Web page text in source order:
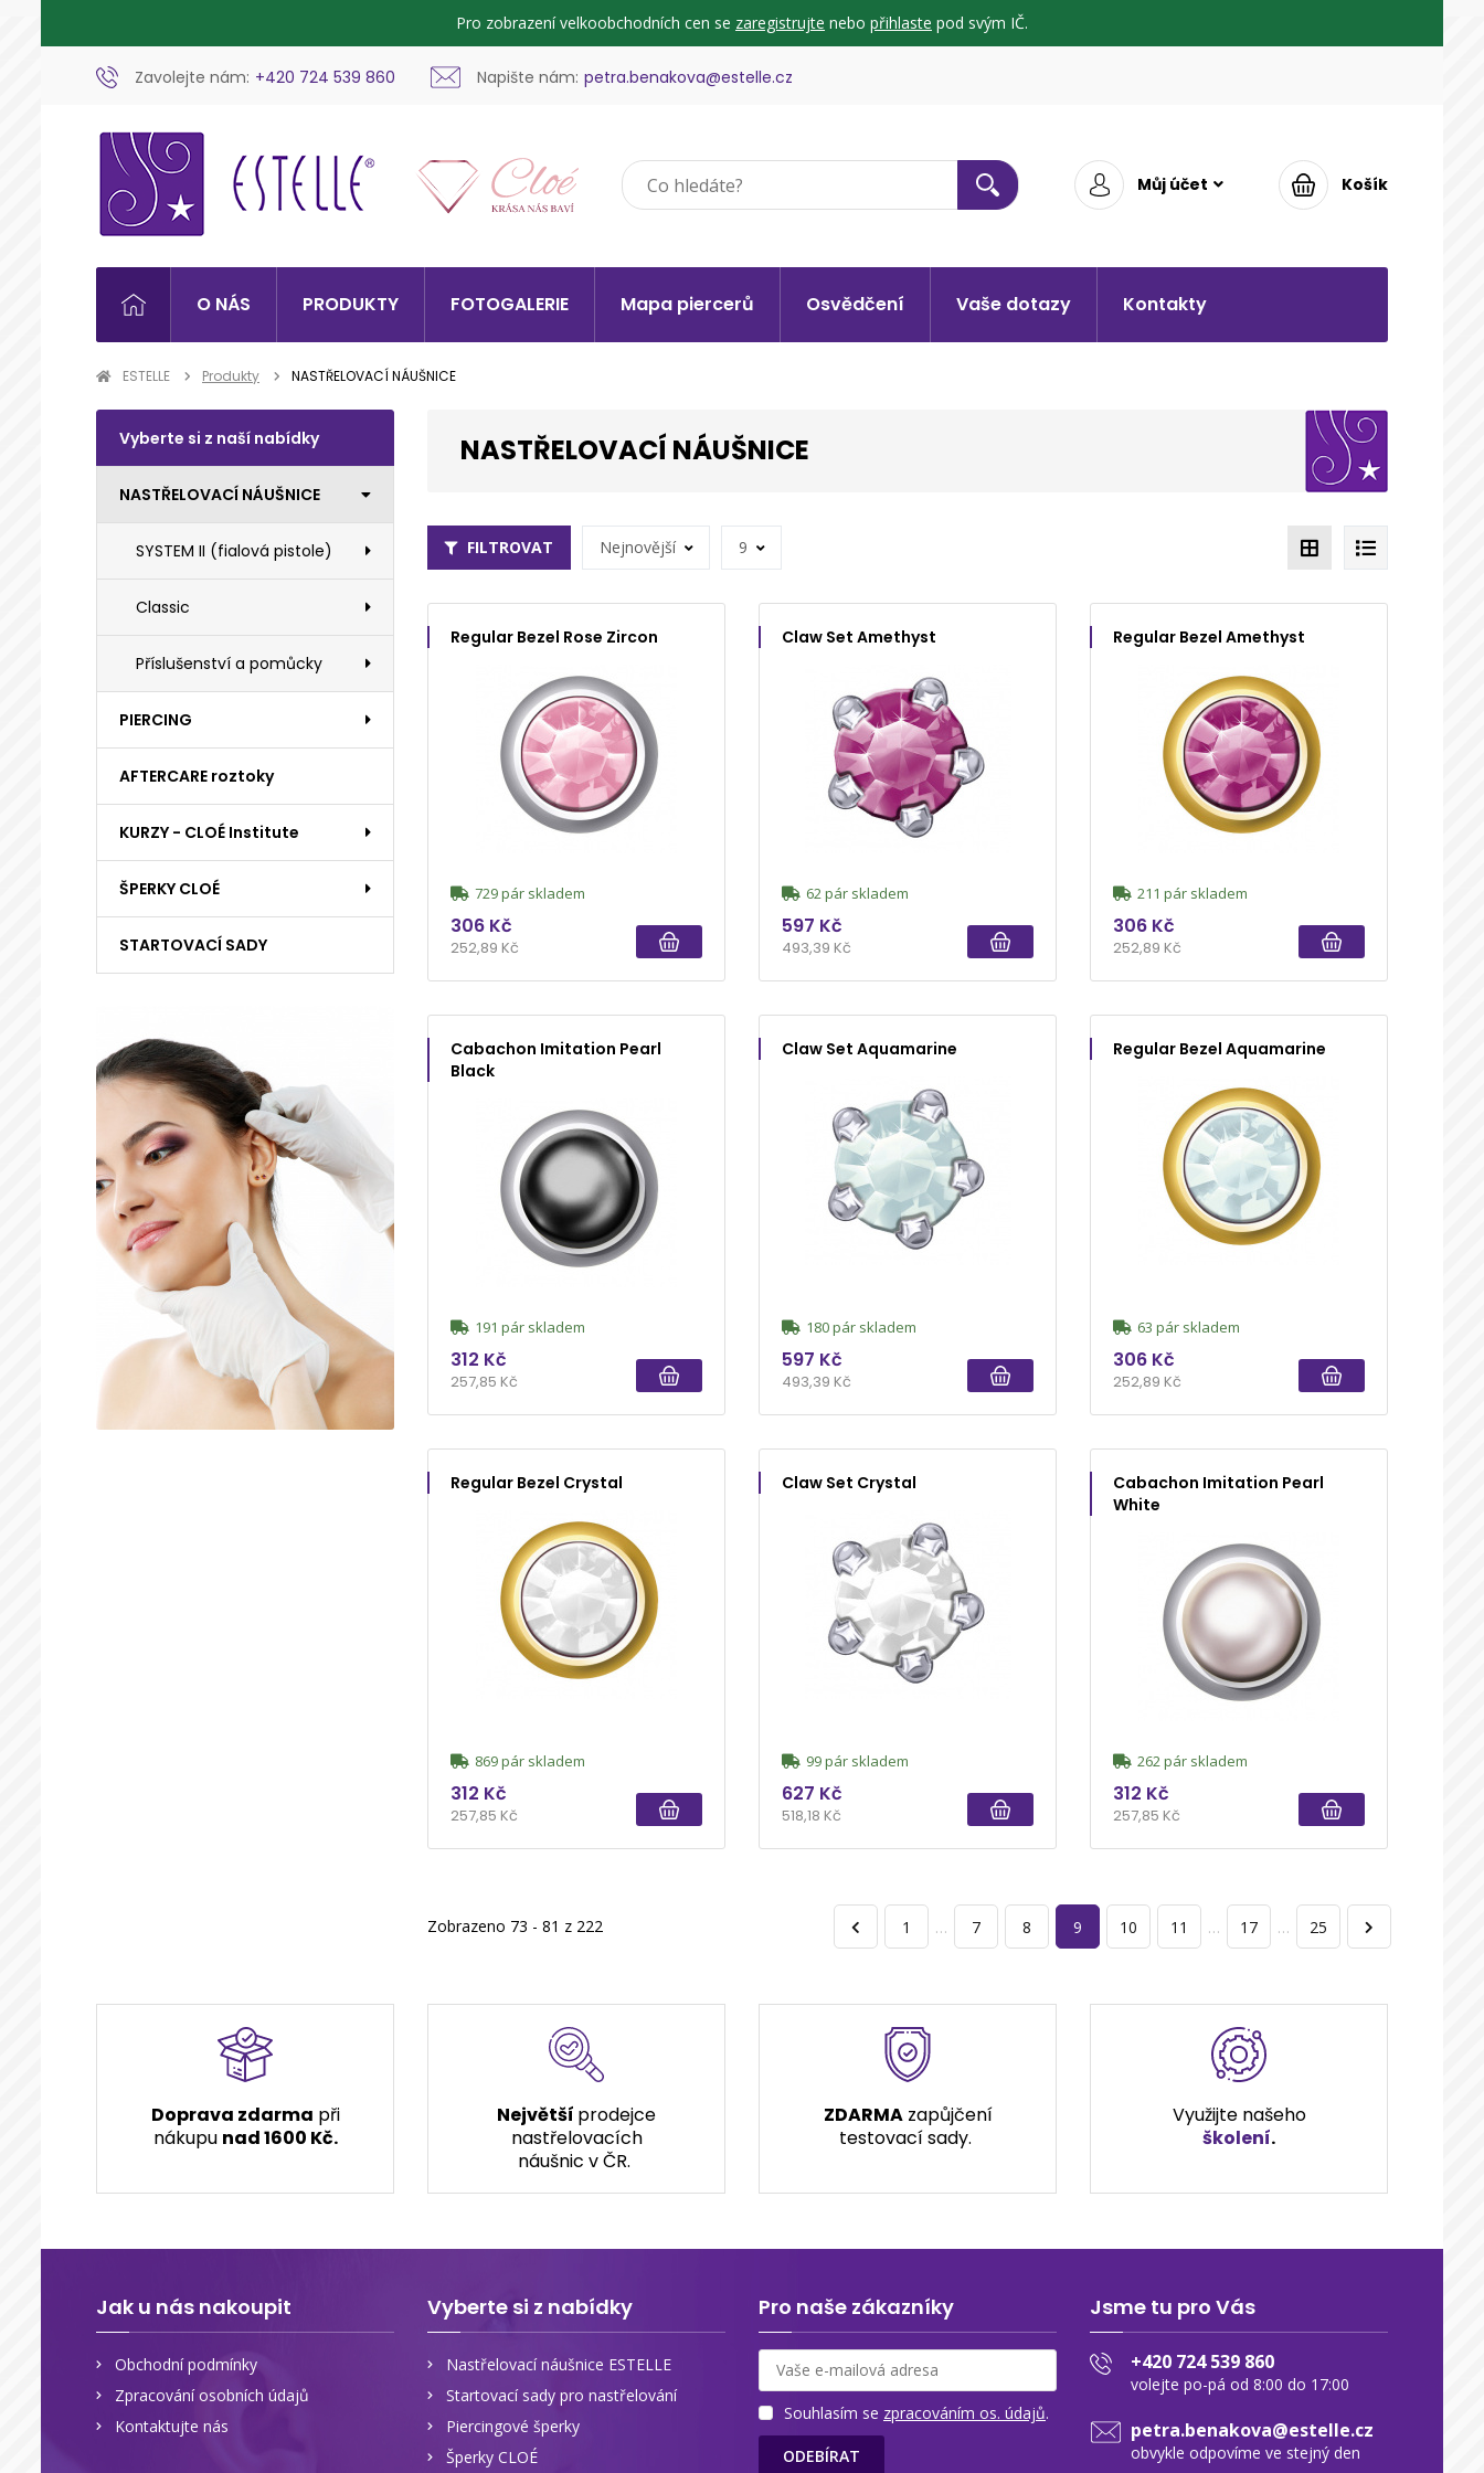
Pro zobrazení velkoobchodních cen se zaregistrujte nebo přihlaste pod svým IČ.
Zavolejte nám: +420 724 539 860 Napište nám: petra.benakova@estelle.cz
Můj účet Košík
O NÁS PRODUKTY FOTOGALERIE Mapa piercerů Osvědčení Vaše dotazy Kontakty
ESTELLE Produkty NASTŘELOVACÍ NÁUŠNICE
Vyberte si z naší nabídky
NASTŘELOVACÍ NÁUŠNICE
SYSTEM II (fialová pistole)
Classic
Příslušenství a pomůcky
PIERCING
AFTERCARE roztoky
KURZY - CLOÉ Institute
ŠPERKY CLOÉ
STARTOVACÍ SADY
NASTŘELOVACÍ NÁUŠNICE
FILTROVAT Nejnovější 9
Regular Bezel Rose Zircon
729 pár skladem
306 Kč
252,89 Kč
Claw Set Amethyst
62 pár skladem
597 Kč
493,39 Kč
Regular Bezel Amethyst
211 pár skladem
306 Kč
252,89 Kč
Cabachon Imitation Pearl
Black
191 pár skladem
312 Kč
257,85 Kč
Claw Set Aquamarine
180 pár skladem
597 Kč
493,39 Kč
Regular Bezel Aquamarine
63 pár skladem
306 Kč
252,89 Kč
Regular Bezel Crystal
869 pár skladem
312 Kč
257,85 Kč
Claw Set Crystal
99 pár skladem
627 Kč
518,18 Kč
Cabachon Imitation Pearl
White
262 pár skladem
312 Kč
257,85 Kč
Zobrazeno 73 - 81 z 222 1 … 7 8 9 10 11 … 17 … 25
Doprava zdarma při
nákupu nad 1600 Kč.
Největší prodejce
nastřelovacích
náušnic v ČR.
ZDARMAzapůjčení
testovací sady.
Využijte našeho
školení.
Jak u nás nakoupit
Obchodní podmínky
Zpracování osobních údajů
Kontaktujte nás
Vyberte si z nabídky
Nastřelovací náušnice ESTELLE
Startovací sady pro nastřelování
Piercingové šperky
Šperky CLOÉ
Pro naše zákazníky
Souhlasím se zpracováním os. údajů.
ODEBÍRAT
Jsme tu pro Vás
+420 724 539 860
volejte po-pá od 8:00 do 17:00
petra.benakova@estelle.cz
obvykle odpovíme ve stejný den